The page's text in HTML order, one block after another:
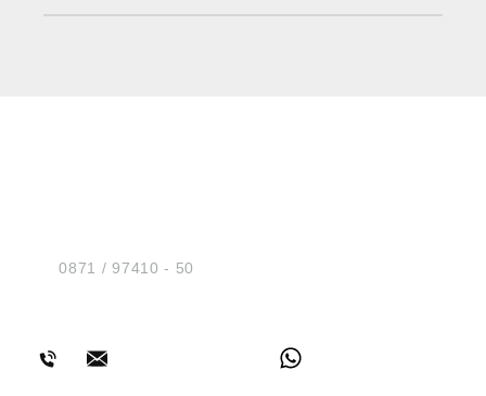
Tel.:0871 / 97410 - 50